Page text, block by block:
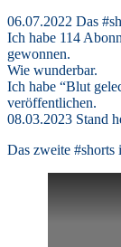
06.07.2022 Das
Ich habe 114
gewonnen.
Wie wunderbar.
Ich habe “Blut
veröffentlichen.
08.03.2023 Stand
Das zweite #shorts